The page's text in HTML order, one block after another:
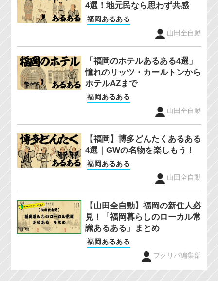
4選！地元民なら思わず共感
福岡あるある
山田全自動
「福岡のホテルあるある4選」
憧れのリッツ・カールトンから
ホテルAZまで
福岡あるある
山田全自動
【福岡】博多どんたくあるある
4選｜GWの名物を楽しもう！
福岡あるある
山田全自動
【山田全自動】福岡の新住人必
見！「福岡暮らしのローカル常
識あるある」まとめ
福岡あるある
フクリパ編集部